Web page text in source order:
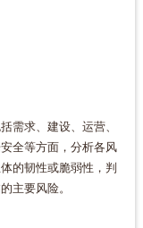
需求、建设、运营、
全等方面，分析各风
的韧性或脆弱性，判
主要风险。